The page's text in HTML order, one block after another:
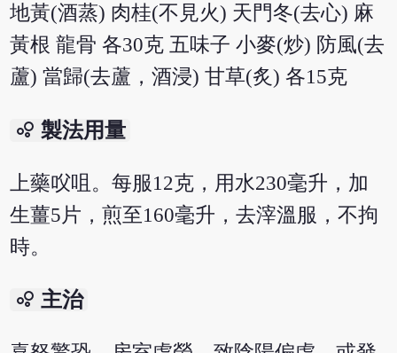
地黃(酒蒸) 肉桂(不見火) 天門冬(去心) 麻
黃根 龍骨 各30克 五味子 小麥(炒) 防風(去
蘆) 當歸(去蘆，酒浸) 甘草(炙) 各15克
bubble_chart 製法用量
上藥㕮咀。每服12克，用水230毫升，加
生薑5片，煎至160毫升，去滓溫服，不拘
時。
bubble_chart 主治